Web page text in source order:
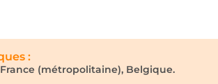
:
France (métropolitaine), Belgique.